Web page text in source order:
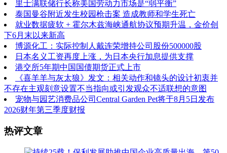
里士满联储行长称美国劳动力市场是“弱平衡”
泰国曼谷附近发生校园枪击案 造成教师和学生死亡
就业数据疲软 + 霍尔木兹海峡通航协议预期升温，金价创
下6月末以来新高
博源化工：实际控制人戴连荣增持公司股份500000股
日本名义工资再度上涨，为日本央行加息提供支撑
港交所5年期中国国债期货正式上市
《喜羊羊与灰太狼》发文：相关动作和镜头的设计初衷并
不存在主观刻意设置不当指向或引发观众不适联想的意图
宠物与园艺消费品公司Central Garden Pet将于8月5日发布
2026财年第三季度财报
热评文章